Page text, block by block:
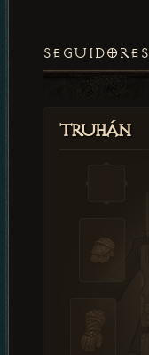
SEGUIDORES
Truhán